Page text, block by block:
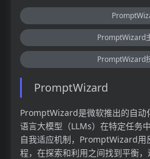
PromptWizard
PromptWizard
PromptWizard
PromptWizard是微软推出的自动
语言大模型（LLMs）在特定任务
自我适应机制，PromptWizard用
程，在探索和利用之间找到平衡